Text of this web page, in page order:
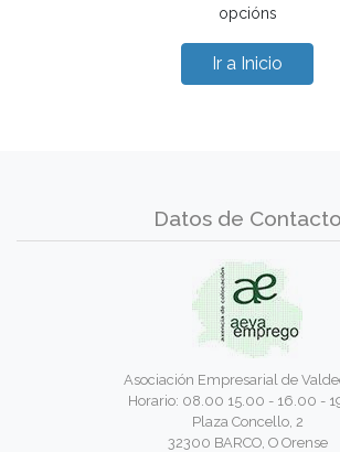
opcións
Ir a Inicio
Datos de Contacto
Asociación Empresarial de
Horario: 08.00 15.00 - 16.00 -
Plaza Concello, 2
32300 BARCO, O Orense